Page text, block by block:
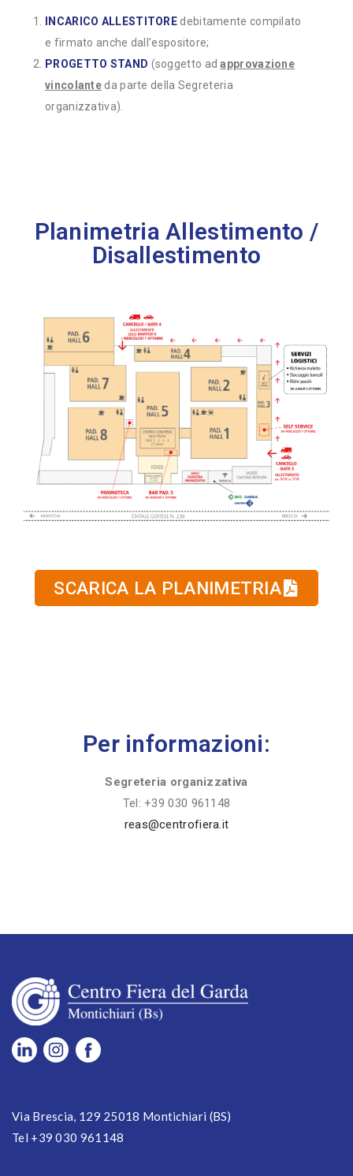
INCARICO ALLESTITORE debitamente compilato
e firmato anche dall’espositore;
PROGETTO STAND (soggetto adapprovazione
vincolante da parte della Segreteria
organizzativa).
Planimetria Allestimento /
Disallestimento
SCARICA LA PLANIMETRIA
Per informazioni:
Segreteria organizzativa
Tel: +39 030 961148
reas@centrofiera.it
Via Brescia, 129 25018 Montichiari (BS)
Tel +39 030 961148